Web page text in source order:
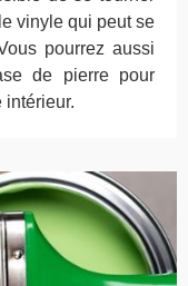
vinyle qui peut se
pourrez aussi
de pierre pour
intérieur.